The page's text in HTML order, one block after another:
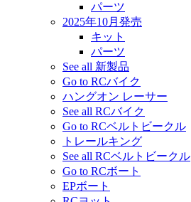
パーツ
2025年10月発売
キット
パーツ
See all 新製品
Go to RCバイク
ハングオン レーサー
See all RCバイク
Go to RCベルトビークル
トレールキング
See all RCベルトビークル
Go to RCボート
EPボート